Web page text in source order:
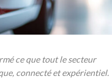
ce que tout le secteur
connecté et expérientiel.